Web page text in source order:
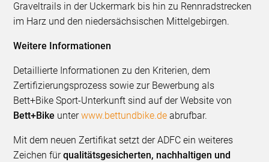
Graveltrails in der Uckermark bis hin zu Rennradstrecken
im Harz und den niedersächsischen Mittelgebirgen.
Weitere Informationen
Detaillierte Informationen zu den Kriterien, dem
Zertifizierungsprozess sowie zur Bewerbung als
Bett+Bike Sport-Unterkunft sind auf der Website von
Bett+Bike unterwww.bettundbike.de abrufbar.
Mit dem neuen Zertifikat setzt der ADFC ein weiteres
Zeichen fürqualitätsgesicherten, nachhaltigen und